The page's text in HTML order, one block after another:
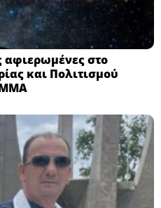
αφιερωμένες στο
και Πολιτισμού